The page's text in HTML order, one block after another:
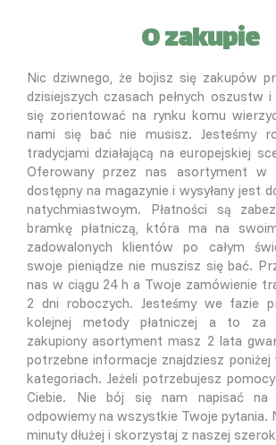
O zakupie
Nic dziwnego, że bojisz się zakupów
dzisiejszych czasach pełnych oszustw
się zorientować na rynku komu
nami się bać nie musisz. Jesteśmy
tradycjami działającą na europejskiej
Oferowany przez nas asortyment w
dostępny na magazynie i wysyłany jest
natychmiastwoym. Płatności są
bramkę płatniczą, która ma na
zadowalonych klientów po całym
swoje pieniądze nie muszisz się bać.
nas w ciągu 24 h a Twoje zamówienie
2 dni roboczych. Jesteśmy we fazie
kolejnej metody płatniczej a to za
zakupiony asortyment masz 2 lata
potrzebne informacje znajdziesz poniżej
kategoriach. Jeżeli potrzebujesz
Ciebie. Nie bój się nam napisać na
odpowiemy na wszystkie Twoje pytania.
minuty dłużej i skorzystaj z naszej